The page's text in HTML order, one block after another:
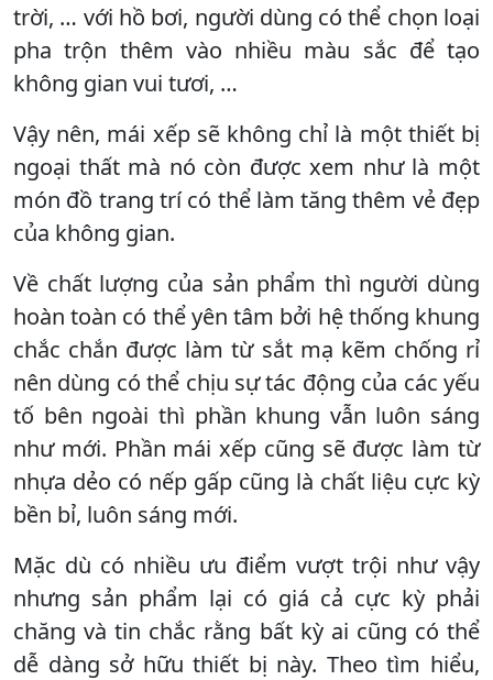
trời, … với hồ bơi, người dùng có thể chọn loại
pha trộn thêm vào nhiều màu sắc để tạo
không gian vui tươi, …
Vậy nên, mái xếp sẽ không chỉ là một thiết bị
ngoại thất mà nó còn được xem như là một
món đồ trang trí có thể làm tăng thêm vẻ đẹp
của không gian.
Về chất lượng của sản phẩm thì người dùng
hoàn toàn có thể yên tâm bởi hệ thống khung
chắc chắn được làm từ sắt mạ kẽm chống rỉ
nên dùng có thể chịu sự tác động của các yếu
tố bên ngoài thì phần khung vẫn luôn sáng
như mới. Phần mái xếp cũng sẽ được làm từ
nhựa dẻo có nếp gấp cũng là chất liệu cực kỳ
bền bỉ, luôn sáng mới.
Mặc dù có nhiều ưu điểm vượt trội như vậy
nhưng sản phẩm lại có giá cả cực kỳ phải
chăng và tin chắc rằng bất kỳ ai cũng có thể
dễ dàng sở hữu thiết bị này. Theo tìm hiểu,